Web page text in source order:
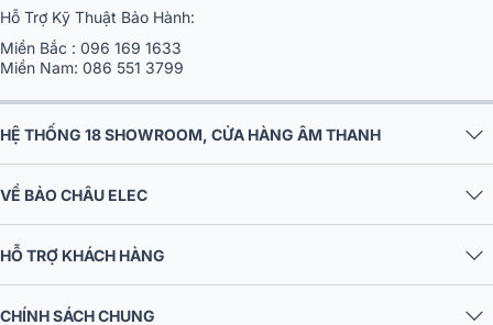
Hỗ Trợ Kỹ Thuật Bảo Hành:
Miền Bắc : 096 169 1633
Miền Nam: 086 551 3799
HỆ THỐNG 18 SHOWROOM, CỬA HÀNG ÂM THANH
VỀ BẢO CHÂU ELEC
HỖ TRỢ KHÁCH HÀNG
CHÍNH SÁCH CHUNG